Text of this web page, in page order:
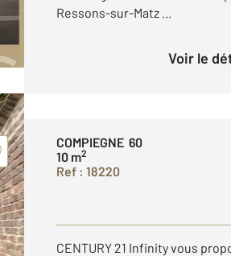
Ressons-sur-Matz ...
Voir le
COMPIEGNE 60
10 m2
Ref : 18220
CENTURY 21 Infinity vous